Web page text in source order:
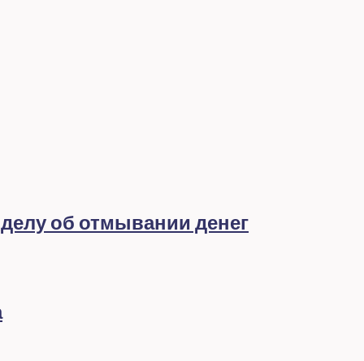
об отмывании денег